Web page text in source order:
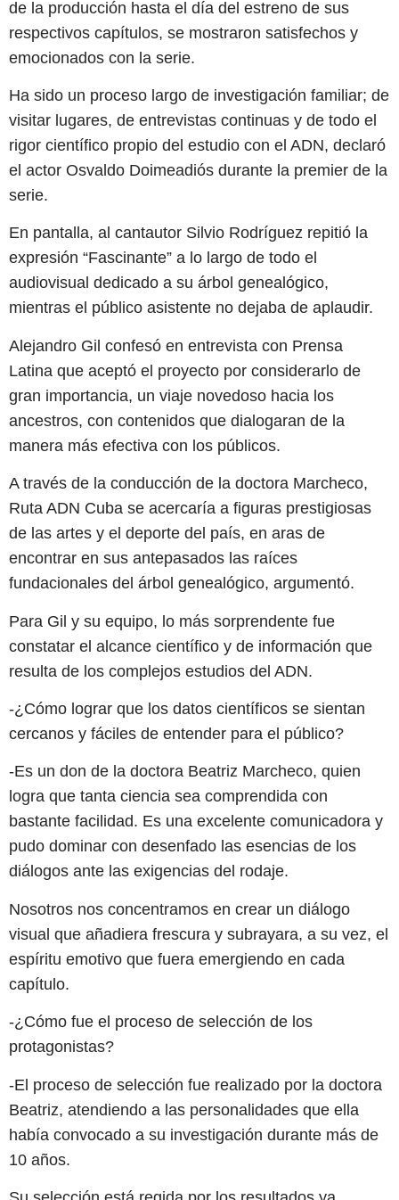
de la producción hasta el día del estreno de sus
respectivos capítulos, se mostraron satisfechos y
emocionados con la serie.
Ha sido un proceso largo de investigación familiar; de
visitar lugares, de entrevistas continuas y de todo el
rigor científico propio del estudio con el ADN, declaró
el actor Osvaldo Doimeadiós durante la premier de la
serie.
En pantalla, al cantautor Silvio Rodríguez repitió la
expresión “Fascinante” a lo largo de todo el
audiovisual dedicado a su árbol genealógico,
mientras el público asistente no dejaba de aplaudir.
Alejandro Gil confesó en entrevista con Prensa
Latina que aceptó el proyecto por considerarlo de
gran importancia, un viaje novedoso hacia los
ancestros, con contenidos que dialogaran de la
manera más efectiva con los públicos.
A través de la conducción de la doctora Marcheco,
Ruta ADN Cuba se acercaría a figuras prestigiosas
de las artes y el deporte del país, en aras de
encontrar en sus antepasados las raíces
fundacionales del árbol genealógico, argumentó.
Para Gil y su equipo, lo más sorprendente fue
constatar el alcance científico y de información que
resulta de los complejos estudios del ADN.
-¿Cómo lograr que los datos científicos se sientan
cercanos y fáciles de entender para el público?
-Es un don de la doctora Beatriz Marcheco, quien
logra que tanta ciencia sea comprendida con
bastante facilidad. Es una excelente comunicadora y
pudo dominar con desenfado las esencias de los
diálogos ante las exigencias del rodaje.
Nosotros nos concentramos en crear un diálogo
visual que añadiera frescura y subrayara, a su vez, el
espíritu emotivo que fuera emergiendo en cada
capítulo.
-¿Cómo fue el proceso de selección de los
protagonistas?
-El proceso de selección fue realizado por la doctora
Beatriz, atendiendo a las personalidades que ella
había convocado a su investigación durante más de
10 años.